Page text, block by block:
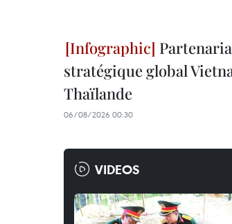
stratégique global
Thaïlande
06/08/2026 00:30
VIDEOS